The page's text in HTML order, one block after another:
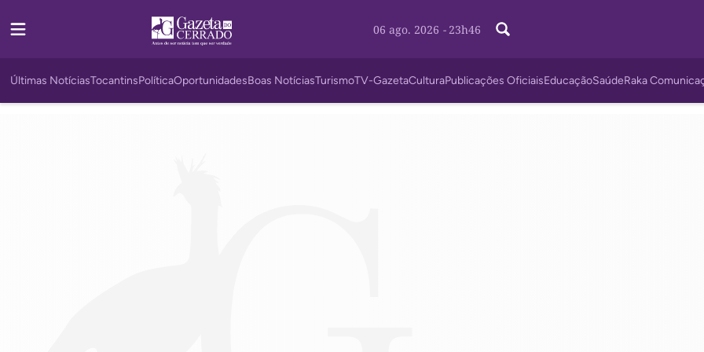
06 ago. 2026 - 23h46
Últimas NotíciasTocantinsPolíticaOportunidadesBoas NotíciasTurismoTV-GazetaCulturaPublicações OficiaisEducaçãoSaúdeRaka